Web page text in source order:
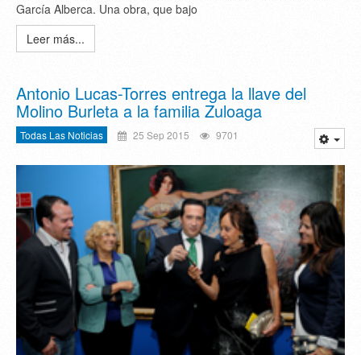
García Alberca. Una obra, que bajo
Leer más...
Antonio Lucas-Torres entrega la llave del
Molino Burleta a la familia Zuloaga
Todas Las Noticias 25 Sep 2015 9701